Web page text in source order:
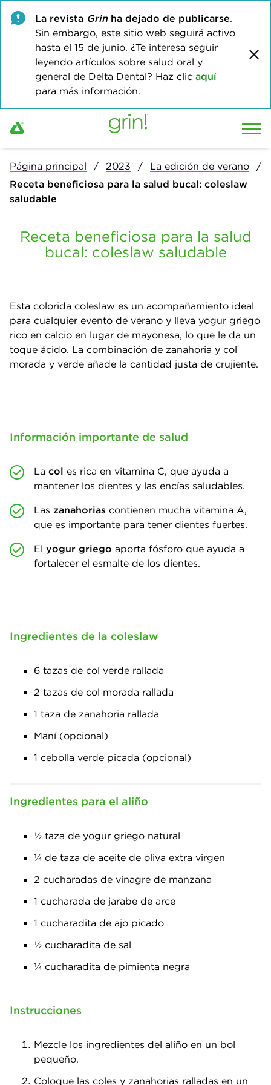
Página principal 2023
La edición de verano
Receta beneficiosa para la salud bucal: coleslaw
saludable
La revista Grinha dejado de publicarse.
Sin embargo, este sitio web seguirá activo
hasta el 15 de junio. ¿Te interesa seguir
leyendo artículos sobre salud oral y
general de Delta Dental? Haz clic aquí
para más información.
Receta beneficiosa para la salud
bucal: coleslaw saludable
Esta colorida coleslaw es un acompañamiento ideal
para cualquier evento de verano y lleva yogur griego
rico en calcio en lugar de mayonesa, lo que le da un
toque ácido. La combinación de zanahoria y col
morada y verde añade la cantidad justa de crujiente.
Información importante de salud
La col es rica en vitamina C, que ayuda a
mantener los dientes y las encías saludables.
Las zanahorias contienen mucha vitamina A,
que es importante para tener dientes fuertes.
El yogur griego aporta fósforo que ayuda a
fortalecer el esmalte de los dientes.
Ingredientes de la coleslaw
6 tazas de col verde rallada
2 tazas de col morada rallada
1 taza de zanahoria rallada
Maní (opcional)
1 cebolla verde picada (opcional)
Ingredientes para el aliño
½ taza de yogur griego natural
¼ de taza de aceite de oliva extra virgen
2 cucharadas de vinagre de manzana
1 cucharada de jarabe de arce
1 cucharadita de ajo picado
½ cucharadita de sal
¼ cucharadita de pimienta negra
Instrucciones
Mezcle los ingredientes del aliño en un bol
pequeño.
Coloque las coles y zanahorias ralladas en un